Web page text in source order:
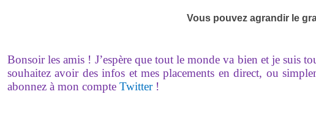
Vous pouvez agrandir le
Bonsoir les amis ! J’espère que tout le monde va bien et je suis
souhaitez avoir des infos et mes placements en direct, ou
abonnez à mon compte Twitter !